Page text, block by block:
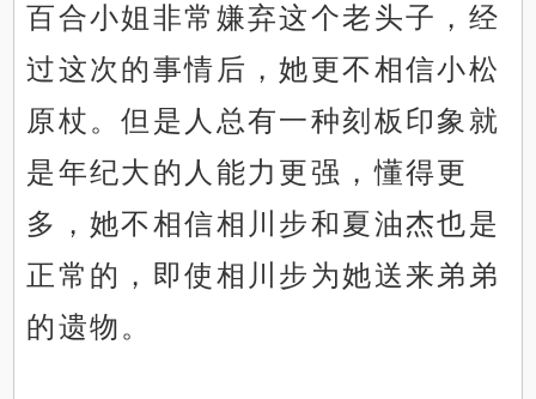
百合小姐非常嫌弃这个老头子，经
过这次的事情后，她更不相信小松
原杖。但是人总有一种刻板印象就
是年纪大的人能力更强，懂得更
多，她不相信相川步和夏油杰也是
正常的，即使相川步为她送来弟弟
的遗物。